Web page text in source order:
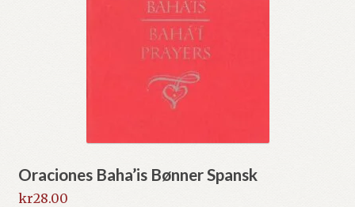
Oraciones Baha’is Bønner Spansk
kr28.00